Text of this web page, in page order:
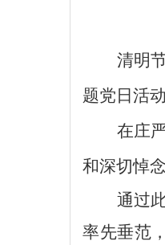
清明
题党日活动
在庄
和深切悼
通过
率先垂范